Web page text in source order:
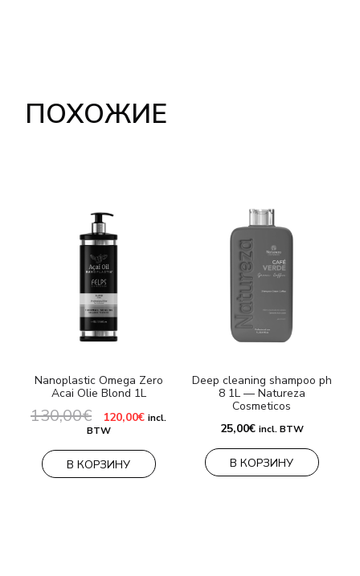
ПОХОЖИЕ
Nanoplastic Omega Zero
Acai Olie Blond 1L
130,00€ Первоначальная
цена
130,00€.
120,00€Текущая
incl.
BTW
В КОРЗИНУ
Deep cleaning shampoo ph
8 1L — Natureza
Cosmeticos
25,00€ incl. BTW
В КОРЗИНУ